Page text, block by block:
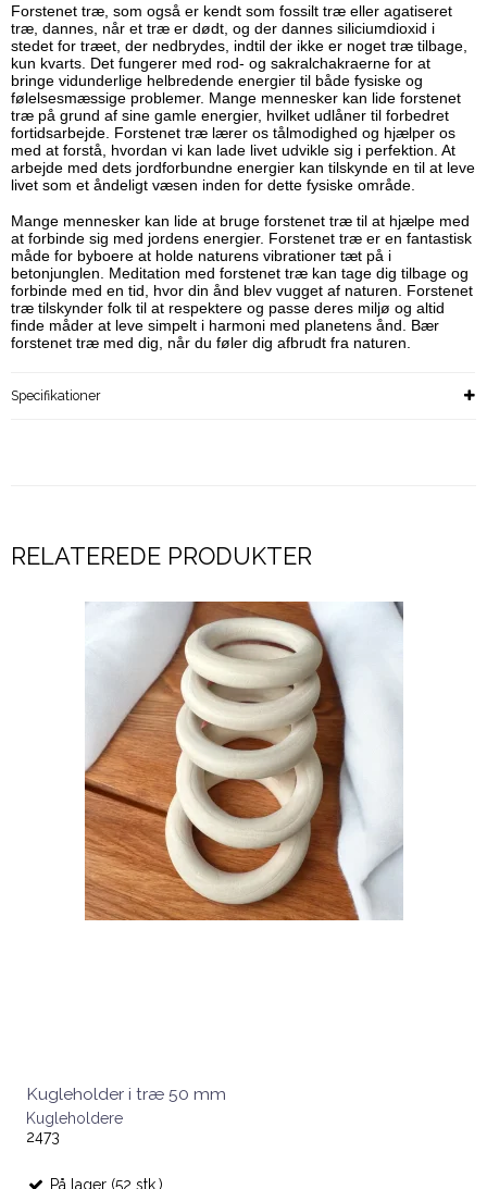
Forstenet træ, som også er kendt som fossilt træ eller agatiseret
træ, dannes, når et træ er dødt, og der dannes siliciumdioxid i
stedet for træet, der nedbrydes, indtil der ikke er noget træ tilbage,
kun kvarts. Det fungerer med rod- og sakralchakraerne for at
bringe vidunderlige helbredende energier til både fysiske og
følelsesmæssige problemer. Mange mennesker kan lide forstenet
træ på grund af sine gamle energier, hvilket udlåner til forbedret
fortidsarbejde. Forstenet træ lærer os tålmodighed og hjælper os
med at forstå, hvordan vi kan lade livet udvikle sig i perfektion. At
arbejde med dets jordforbundne energier kan tilskynde en til at leve
livet som et åndeligt væsen inden for dette fysiske område.
Mange mennesker kan lide at bruge forstenet træ til at hjælpe med
at forbinde sig med jordens energier. Forstenet træ er en fantastisk
måde for byboere at holde naturens vibrationer tæt på i
betonjunglen. Meditation med forstenet træ kan tage dig tilbage og
forbinde med en tid, hvor din ånd blev vugget af naturen. Forstenet
træ tilskynder folk til at respektere og passe deres miljø og altid
finde måder at leve simpelt i harmoni med planetens ånd. Bær
forstenet træ med dig, når du føler dig afbrudt fra naturen.
Specifikationer
RELATEREDE PRODUKTER
Kugleholder i træ 50 mm
Kugleholdere
2473
På lager (52 stk.)